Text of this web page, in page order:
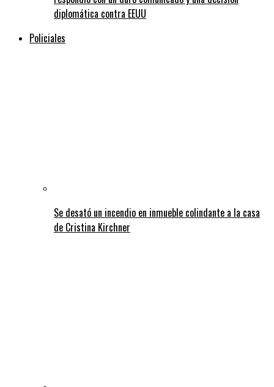
diplomática contra EEUU
Policiales
Se desató un incendio en inmueble colindante a la casa
de Cristina Kirchner